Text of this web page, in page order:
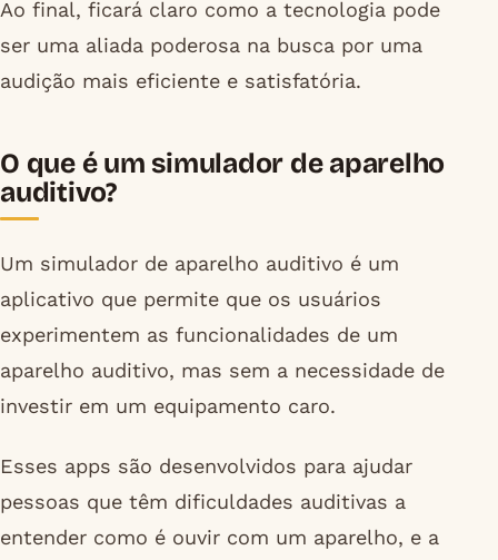
Ao final, ficará claro como a tecnologia pode
ser uma aliada poderosa na busca por uma
audição mais eficiente e satisfatória.
O que é um simulador de aparelho
auditivo?
Um simulador de aparelho auditivo é um
aplicativo que permite que os usuários
experimentem as funcionalidades de um
aparelho auditivo, mas sem a necessidade de
investir em um equipamento caro.
Esses apps são desenvolvidos para ajudar
pessoas que têm dificuldades auditivas a
entender como é ouvir com um aparelho, e a